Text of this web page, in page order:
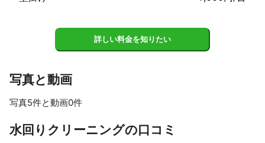
詳しい料金を知りたい
写真と動画
写真5件と動画0件
水回りクリーニングの口コミ